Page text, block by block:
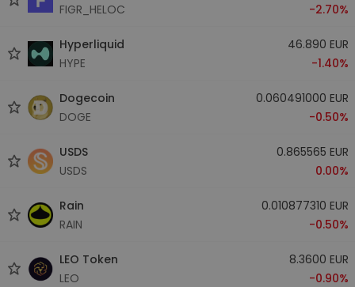
FIGR_HELOC
-2.70%
Hyperliquid
HYPE
46.890 EUR
-1.40%
Dogecoin
DOGE
0.060491000 EUR
-0.50%
USDS
USDS
0.865565 EUR
0.00%
Rain
RAIN
0.010877310 EUR
-0.50%
LEO Token
LEO
8.3600 EUR
-0.90%